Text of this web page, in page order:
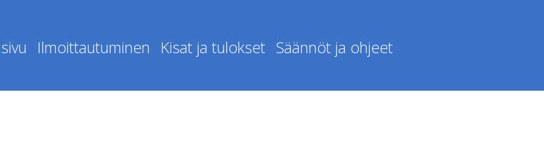
Ilmoittautuminen Kisat ja tulokset Säännöt ja ohjeet